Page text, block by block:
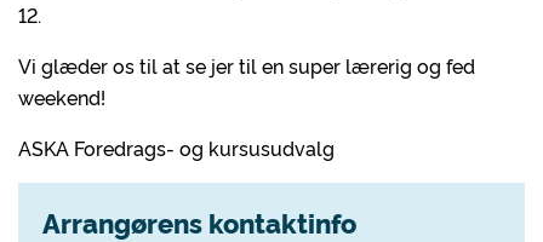
12.
Vi glæder os til at se jer til en super lærerig og fed
weekend!
ASKA Foredrags- og kursusudvalg
Arrangørens kontaktinfo